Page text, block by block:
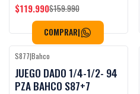
$119.990$159.990
COMPRAR|
-25%OFF
S877|Bahco
JUEGO DADO 1/4-1/2- 94
PZA BAHCO S87+7